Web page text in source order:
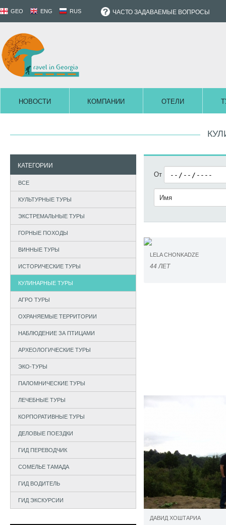
GEO ENG RUS ЧАСТО ЗАДАВАЕМЫЕ ВОПРОСЫ
НОВОСТИ КОМПАНИИ ОТЕЛИ
КАТЕГОРИИ
ВСЕ
КУЛЬТУРНЫЕ ТУРЫ
ЭКСТРЕМАЛЬНЫЕ ТУРЫ
ГОРНЫЕ ПОХОДЫ
ВИННЫЕ ТУРЫ
ИСТОРИЧЕСКИЕ ТУРЫ
КУЛИНАРНЫЕ ТУРЫ
АГРО ТУРЫ
ОХРАНЯЕМЫЕ ТЕРРИТОРИИ
НАБЛЮДЕНИЕ ЗА ПТИЦАМИ
АРХЕОЛОГИЧЕСКИЕ ТУРЫ
ЭКО-ТУРЫ
ПАЛОМНИЧЕСКИЕ ТУРЫ
ЛЕЧЕБНЫЕ ТУРЫ
КОРПОРАТИВНЫЕ ТУРЫ
ДЕЛОВЫЕ ПОЕЗДКИ
ГИД ПЕРЕВОДЧИК
СОМЕЛЬЕ ТАМАДА
ГИД ВОДИТЕЛЬ
ГИД ЭКСКУРСИИ
От
LELA CHONKADZE
44 ЛЕТ
ДАВИД ХОШТАРИА